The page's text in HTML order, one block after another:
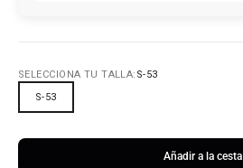
SELECCIONA TU TALLA: S-53
S-53
Añadir a la cesta